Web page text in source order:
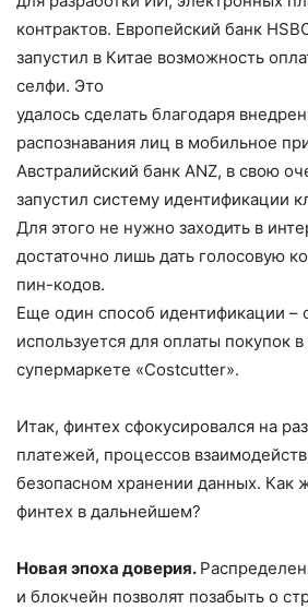
контрактов. Европейский банк
запустил в Китае возможность
селфи. Это
удалось сделать благодаря
распознавания лиц в мобильное
Австралийский банк ANZ, в свою
запустил систему идентификации
Для этого не нужно заходить в
достаточно лишь дать голосовую
пин-кодов.
Еще один способ идентификации –
используется для оплаты покупок
супермаркете «Costcutter».
Итак, финтех сфокусировался на
платежей, процессов
безопасном хранении данных. Как
финтех в дальнейшем?
Новая эпоха доверия.
и блокчейн позволят позабыть о